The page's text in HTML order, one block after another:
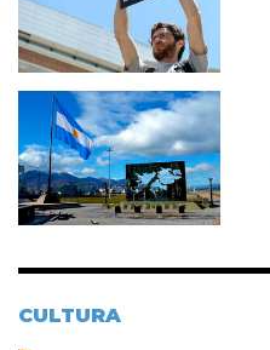
Imagen
CULTURA